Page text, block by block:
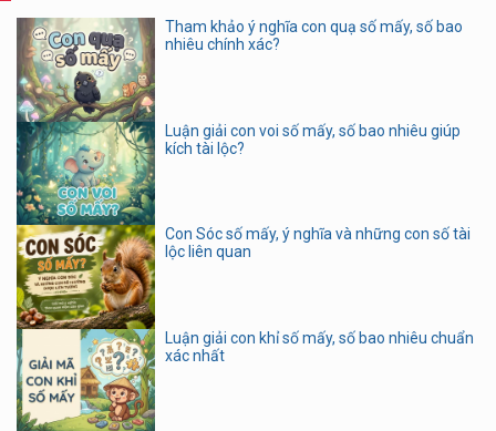
Tham khảo ý nghĩa con quạ số mấy, số bao
nhiêu chính xác?
Luận giải con voi số mấy, số bao nhiêu giúp
kích tài lộc?
Con Sóc số mấy, ý nghĩa và những con số tài
lộc liên quan
Luận giải con khỉ số mấy, số bao nhiêu chuẩn
xác nhất